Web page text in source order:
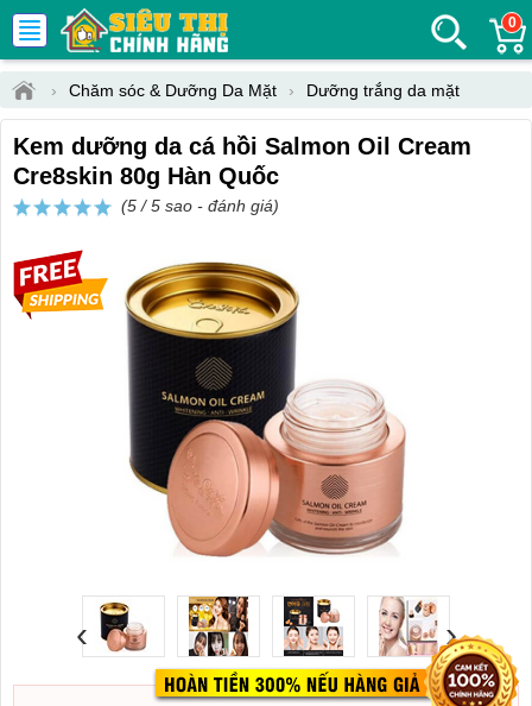
0
› Chăm sóc & Dưỡng Da Mặt › Dưỡng trắng da mặt
Kem dưỡng da cá hồi Salmon Oil Cream
Cre8skin 80g Hàn Quốc
(5 / 5 sao - đánh giá)
‹ ›